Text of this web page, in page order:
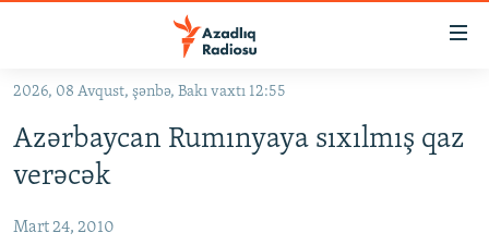
Əsas
qayıt
Əsas
qayıt
#ƏSLINDƏ
2026, 08 Avqust, şənbə, Bakı vaxtı 12:55
Azərbaycan Rumınyaya sıxılmış qaz
verəcək
Mart 24, 2010